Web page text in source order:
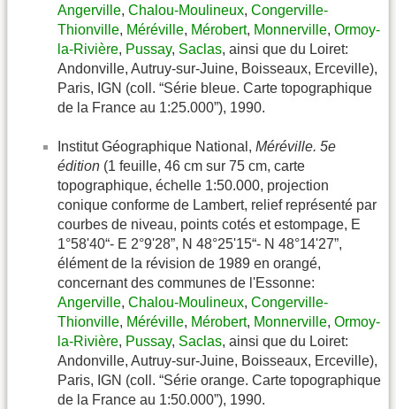
Angerville, Chalou-Moulineux, Congerville-
Thionville, Méréville, Mérobert, Monnerville, Ormoy-
la-Rivière, Pussay, Saclas, ainsi que du Loiret:
Andonville, Autruy-sur-Juine, Boisseaux, Erceville),
Paris, IGN (coll. “Série bleue. Carte topographique
de la France au 1:25.000”), 1990.
Institut Géographique National, Méréville. 5e
édition (1 feuille, 46 cm sur 75 cm, carte
topographique, échelle 1:50.000, projection
conique conforme de Lambert, relief représenté par
courbes de niveau, points cotés et estompage, E
1°58'40“- E 2°9'28”, N 48°25'15“- N 48°14'27”,
élément de la révision de 1989 en orangé,
concernant des communes de l'Essonne:
Angerville, Chalou-Moulineux, Congerville-
Thionville, Méréville, Mérobert, Monnerville, Ormoy-
la-Rivière, Pussay, Saclas, ainsi que du Loiret:
Andonville, Autruy-sur-Juine, Boisseaux, Erceville),
Paris, IGN (coll. “Série orange. Carte topographique
de la France au 1:50.000”), 1990.